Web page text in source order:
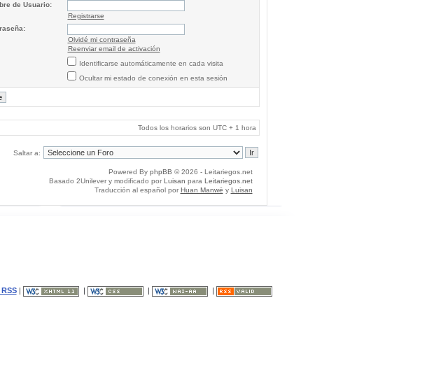
de Usuario:
Registrarse
Olvidé mi contraseña
Reenviar email de activación
Identificarse automáticamente en cada visita
Ocultar mi estado de conexión en esta sesión
Todos los horarios son UTC + 1 hora
Saltar a:
Powered By phpBB © 2026 - Leitariegos.net
Basado 2Unilever y modificado por Luisan para Leitariegos.net
Traducción al español por Huan Manwë y Luisan
|